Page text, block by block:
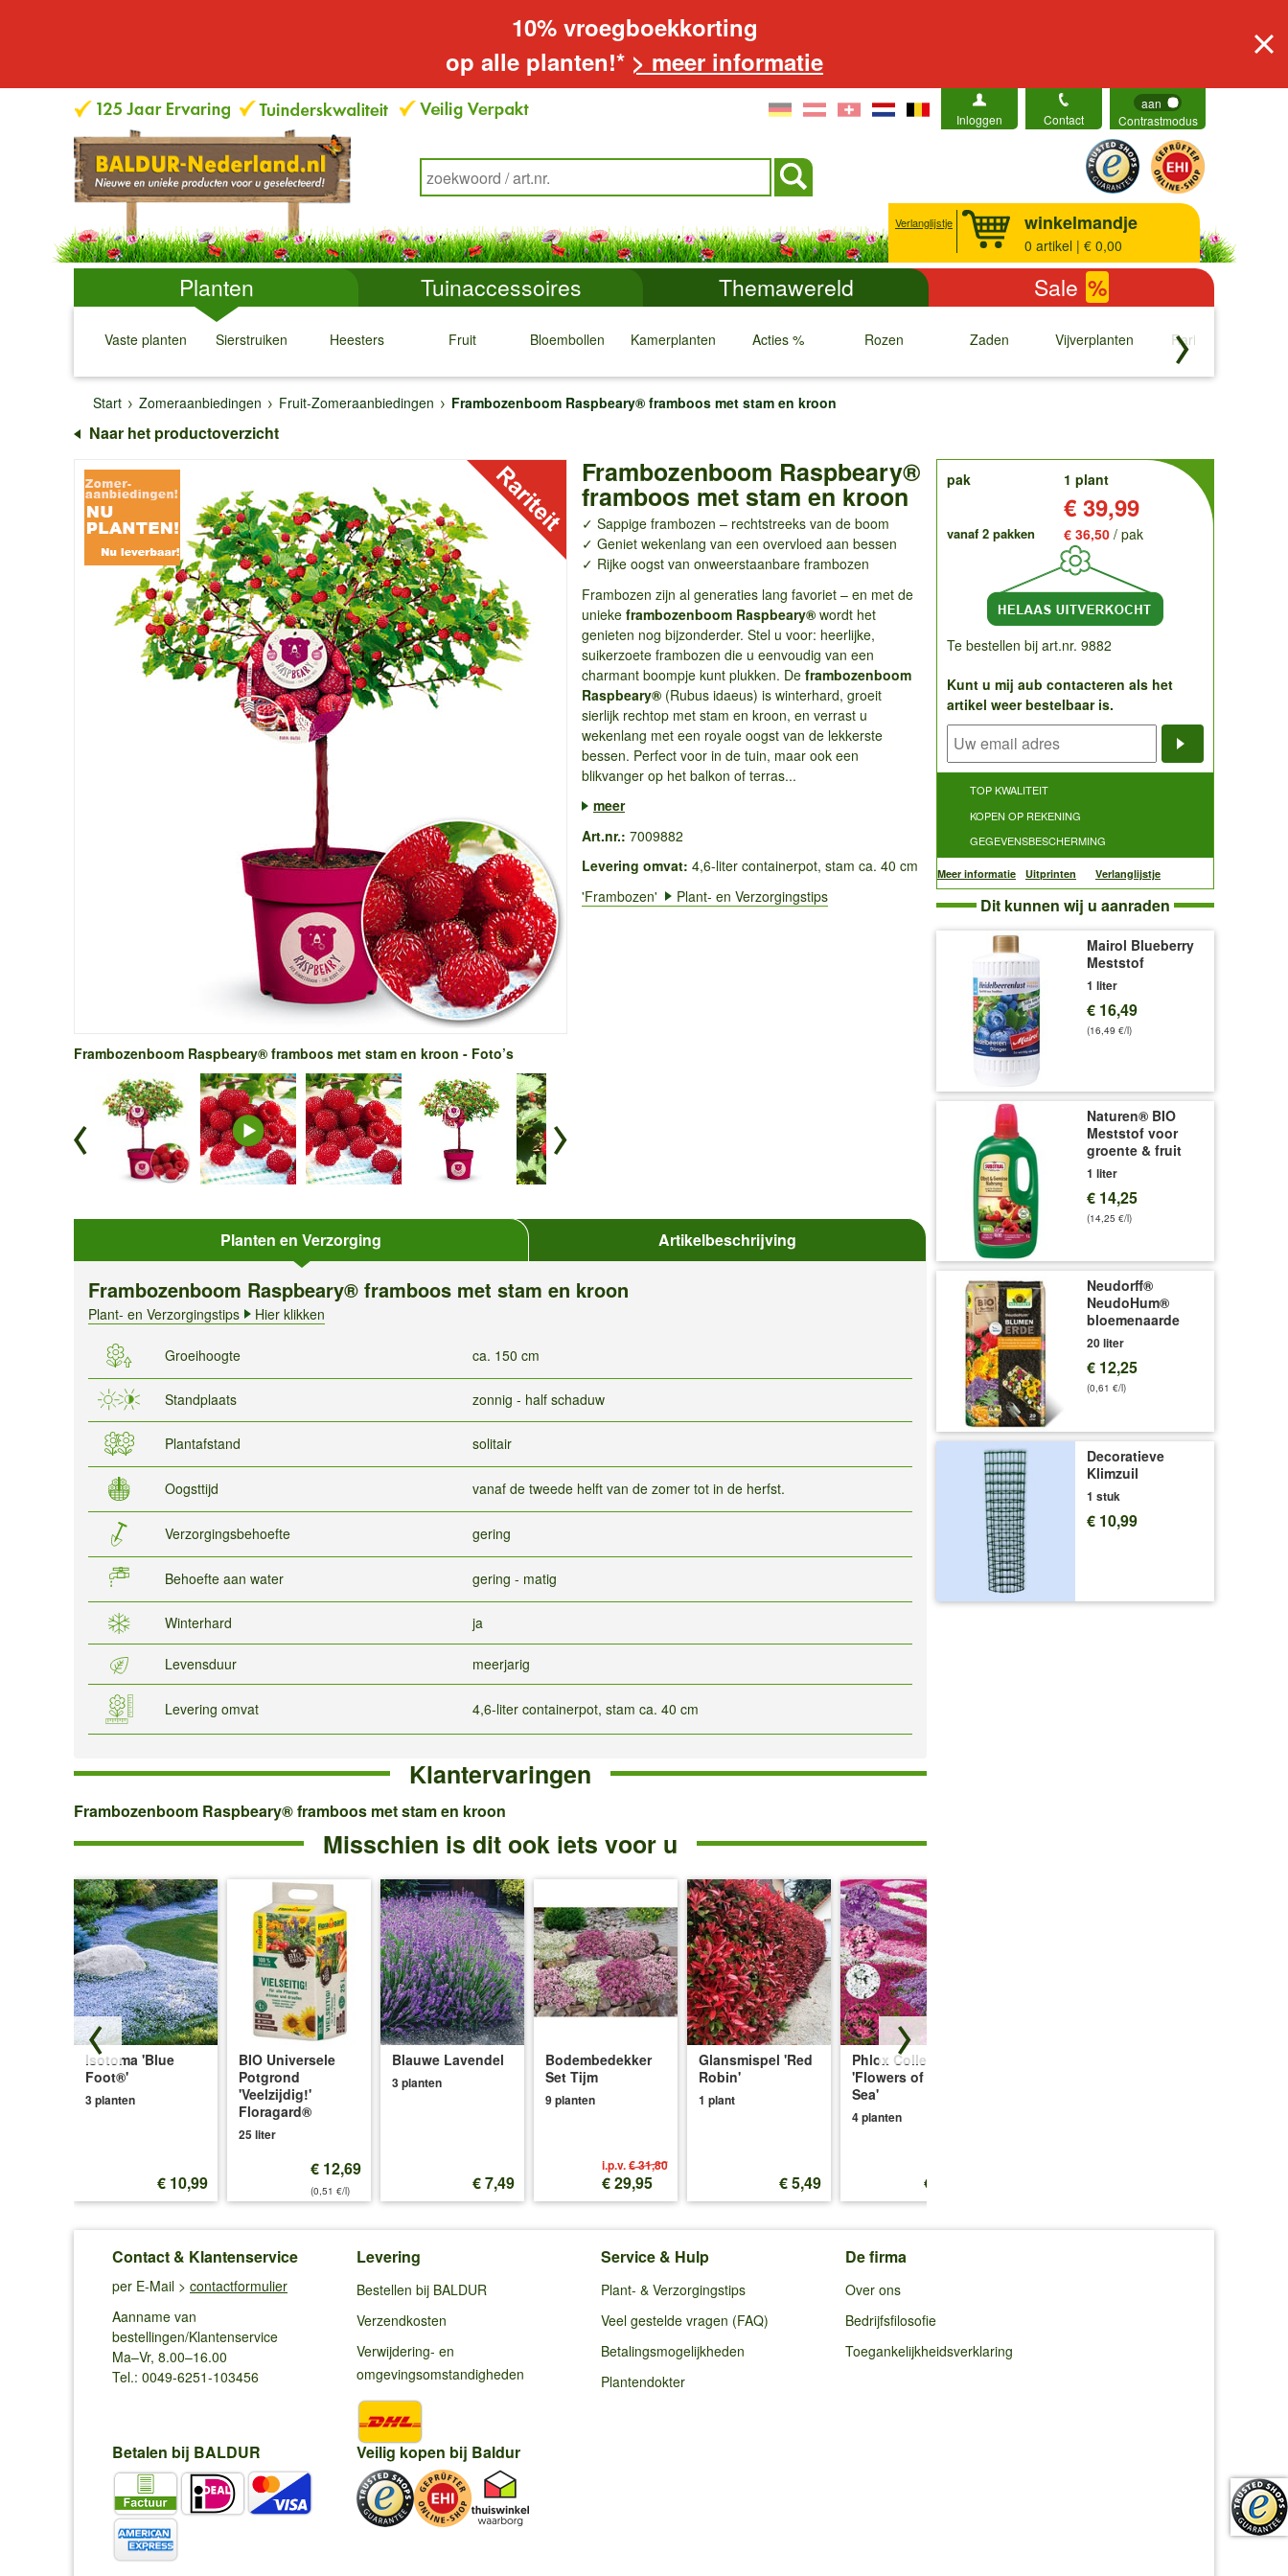
10% vroegboekkorting
op alle planten!* > meer informatie
Inloggen Contact
aan
Contrastmodus
Verlanglijstje winkelmandje
0 artikel | € 0,00
Planten Tuinaccessoires Themawereld Sale %
Vaste planten
↓
Sierstruiken
↓
Heesters
↓
Fruit
↓
Bloembollen
↓
Kamerplanten
↓
Acties %
↓
Rozen
↓
Zaden
↓
Vijverplanten
↓
Rariteiten
↓
Start
Zomeraanbiedingen Fruit-Zomeraanbiedingen Frambozenboom Raspbeary® framboos met stam en kroon
Naar het productoverzicht
Frambozenboom Raspbeary®
framboos met stam en kroon
✓ Sappige frambozen – rechtstreeks van de boom
✓ Geniet wekenlang van een overvloed aan bessen
✓ Rijke oogst van onweerstaanbare frambozen
Frambozen zijn al generaties lang favoriet – en met de
unieke frambozenboom Raspbeary®wordt het
genieten nog bijzonderder. Stel u voor: heerlijke,
suikerzoete frambozen die u eenvoudig van een
charmant boompje kunt plukken. De frambozenboom
Raspbeary®(Rubus idaeus) is winterhard, groeit
sierlijk rechtop met stam en kroon, en verrast u
wekenlang met een royale oogst van de lekkerste
bessen. Perfect voor in de tuin, maar ook een
blikvanger op het balkon of terras...
meer
Art.nr.: 7009882
Levering omvat: 4,6-liter containerpot, stam ca. 40 cm
'Frambozen'
Plant- en Verzorgingstips
Frambozenboom Raspbeary® framboos met stam en kroon - Foto’s
Planten en Verzorging Artikelbeschrijving
Frambozenboom Raspbeary® framboos met stam en kroon
Plant- en Verzorgingstips Hier klikken
Groeihoogte ca. 150 cm
Standplaats zonnig - half schaduw
Plantafstand solitair
Oogsttijd vanaf de tweede helft van de zomer tot in de herfst.
Verzorgingsbehoefte gering
Behoefte aan water gering - matig
Winterhard ja
Levensduur meerjarig
Levering omvat 4,6-liter containerpot, stam ca. 40 cm
Klantervaringen
Frambozenboom
met
stam
en
kroon
Frambozenboom Raspbeary® framboos met stam en kroon
Misschien is dit ook iets voor u
Isotoma 'Blue
Foot®'
3 planten
€ 10,99
BIO Universele
Potgrond
'Veelzijdig!'
Floragard®
25 liter
€ 12,69
(0,51 €/l)
Blauwe Lavendel
3 planten
€ 7,49
Bodembedekker
Set Tijm
9 planten
i.p.v.€ 31,80
€ 29,95
Glansmispel 'Red
Robin'
1 plant
€ 5,49
Phlox Collectie
'Flowers of the
Sea'
4 planten
€ 13,25
order
pak
1 plant
€ 39,99
vanaf 2 pakken € 36,50 / pak
Te bestellen bij art.nr. 9882
Kunt u mij aub contacteren als het
artikel weer bestelbaar is.
TOP KWALITEIT
KOPEN OP REKENING
GEGEVENSBESCHERMING
Meer informatie Uitprinten Verlanglijstje
Dit kunnen wij u aanraden
Mairol Blueberry
Meststof
1 liter
€ 16,49
(16,49 €/l)
Naturen® BIO
Meststof voor
groente & fruit
1 liter
€ 14,25
(14,25 €/l)
Neudorff®
NeudoHum®
bloemenaarde
20 liter
€ 12,25
(0,61 €/l)
Decoratieve
Klimzuil
1 stuk
€ 10,99
Contact & Klantenservice
per E-Mail > contactformulier
Aanname van
bestellingen/Klantenservice
Ma–Vr, 8.00–16.00
Tel.: 0049-6251-103456
Levering
Bestellen bij BALDUR
Verzendkosten
Verwijdering- en
omgevingsomstandigheden
Service & Hulp
Plant- & Verzorgingstips
Veel gestelde vragen (FAQ)
Betalingsmogelijkheden
Plantendokter
De firma
Over ons
Bedrijfsfilosofie
Toegankelijkheidsverklaring
Betalen bij BALDUR Veilig kopen bij Baldur